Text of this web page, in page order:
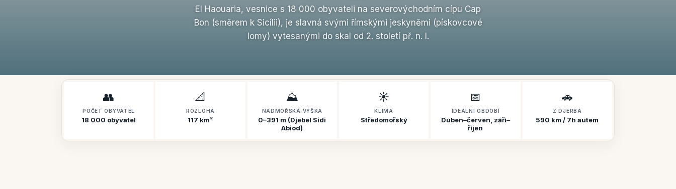
El Haouaria, vesnice s 18 000 obyvateli na severovýchodním cípu Cap
Bon (směrem k Sicílii), je slavná svými římskými jeskyněmi (pískovcové
lomy) vytesanými do skal od 2. století př. n. l.
👥
POČET OBYVATEL
18 000 obyvatel
📐
ROZLOHA
117 km²
⛰️
NADMOŘSKÁ VÝŠKA
0–391 m (Djebel Sidi
Abiod)
☀️
KLIMA
Středomořský
📅
IDEÁLNÍ OBDOBÍ
Duben–červen, září–
říjen
🚗
Z DJERBA
590 km / 7h autem